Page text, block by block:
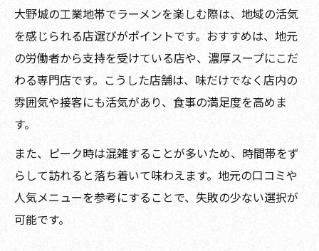
大野城ラーメン工業地で満足できる選び方
のコツ
濃厚ラーメン選びは大野城工業地で決まる
理由
大野城工業地のラーメンで失敗しない選び
満足度重視の大野城ラーメン工業地ガイド
口コミで選ぶ大野城工業地ラーメンの極意
この街で味わう工業と調和したラーメン時間
大野城の工業地帯でラーメンを楽しむ際は、地域の活気
を感じられる店選びがポイントです。おすすめは、地元
の労働者から支持を受けている店や、濃厚スープにこだ
わる専門店です。こうした店舗は、味だけでなく店内の
雰囲気や接客にも活気があり、食事の満足度を高めま
す。
また、ピーク時は混雑することが多いため、時間帯をず
らして訪れると落ち着いて味わえます。地元の口コミや
人気メニューを参考にすることで、失敗の少ない選択が
可能です。